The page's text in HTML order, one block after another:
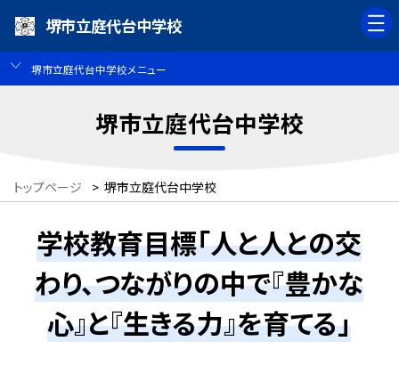
堺市立庭代台中学校
堺市立庭代台中学校メニュー
堺市立庭代台中学校
トップページ > 堺市立庭代台中学校
学校教育目標「人と人との交
わり、つながりの中で『豊かな
心』と『生きる力』を育てる」